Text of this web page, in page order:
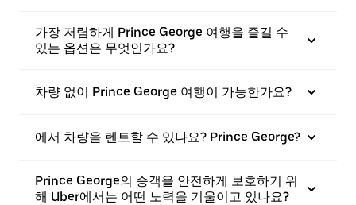
가장 저렴하게 Prince George 여행을 즐길 수
있는 옵션은 무엇인가요?
차량 없이 Prince George 여행이 가능한가요?
에서 차량을 렌트할 수 있나요? Prince George?
Prince George의 승객을 안전하게 보호하기 위
해 Uber에서는 어떤 노력을 기울이고 있나요?